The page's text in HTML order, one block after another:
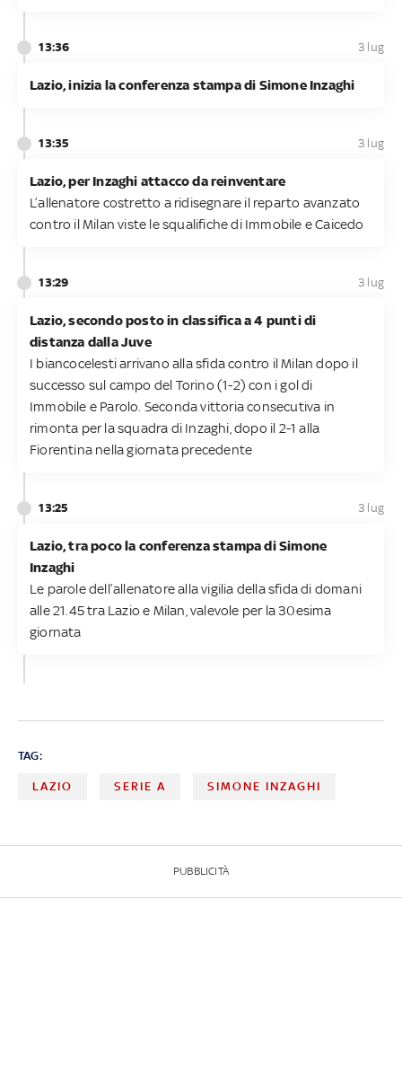
13:36 3 lug
Lazio, inizia la conferenza stampa di Simone Inzaghi
13:35 3 lug
Lazio, per Inzaghi attacco da reinventare
L’allenatore costretto a ridisegnare il reparto avanzato
contro il Milan viste le squalifiche di Immobile e Caicedo
13:29 3 lug
Lazio, secondo posto in classifica a 4 punti di
distanza dalla Juve
I biancocelesti arrivano alla sfida contro il Milan dopo il
successo sul campo del Torino (1-2) con i gol di
Immobile e Parolo. Seconda vittoria consecutiva in
rimonta per la squadra di Inzaghi, dopo il 2-1 alla
Fiorentina nella giornata precedente
13:25 3 lug
Lazio, tra poco la conferenza stampa di Simone
Inzaghi
Le parole dell’allenatore alla vigilia della sfida di domani
alle 21.45 tra Lazio e Milan, valevole per la 30esima
giornata
TAG:
LAZIO SERIE A SIMONE INZAGHI
PUBBLICITÀ